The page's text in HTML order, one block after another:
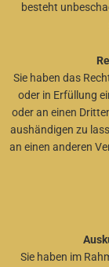
besteht
Sie haben das
oder in Erfüllung
oder an einen
aushändigen zu
an einen anderen
Sie haben im